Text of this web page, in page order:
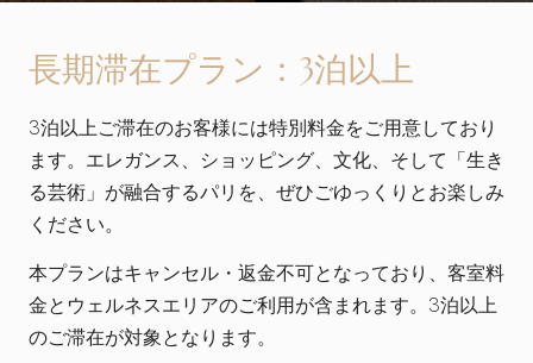
長期滞在プラン：3泊以上
3泊以上ご滞在のお客様には特別料金をご用意しており
ます。エレガンス、ショッピング、文化、そして「生き
る芸術」が融合するパリを、ぜひごゆっくりとお楽しみ
ください。
本プランはキャンセル・返金不可となっており、客室料
金とウェルネスエリアのご利用が含まれます。3泊以上
のご滞在が対象となります。